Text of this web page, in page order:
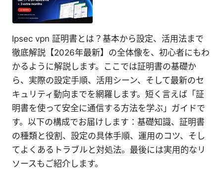
Ipsec vpn 証明書とは？基本から設定、活用法まで
徹底解説【2026年最新】の全体像を、初心者にもわ
かるように解説します。ここでは証明書の基礎か
ら、実際の設定手順、活用シーン、そして最新のセ
キュリティ動向までを網羅します。短く言えば「証
明書を使って安全に通信する方法を学ぶ」ガイドで
す。以下の構成でお届けします：基礎知識、証明書
の種類と役割、設定の具体手順、運用のコツ、そし
てよくあるトラブルと対処法。最後には実用的なリ
ソースもご紹介します。